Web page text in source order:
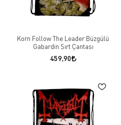
Korn Follow The Leader Büzgülü
Gabardin Sırt Çantası
459,90